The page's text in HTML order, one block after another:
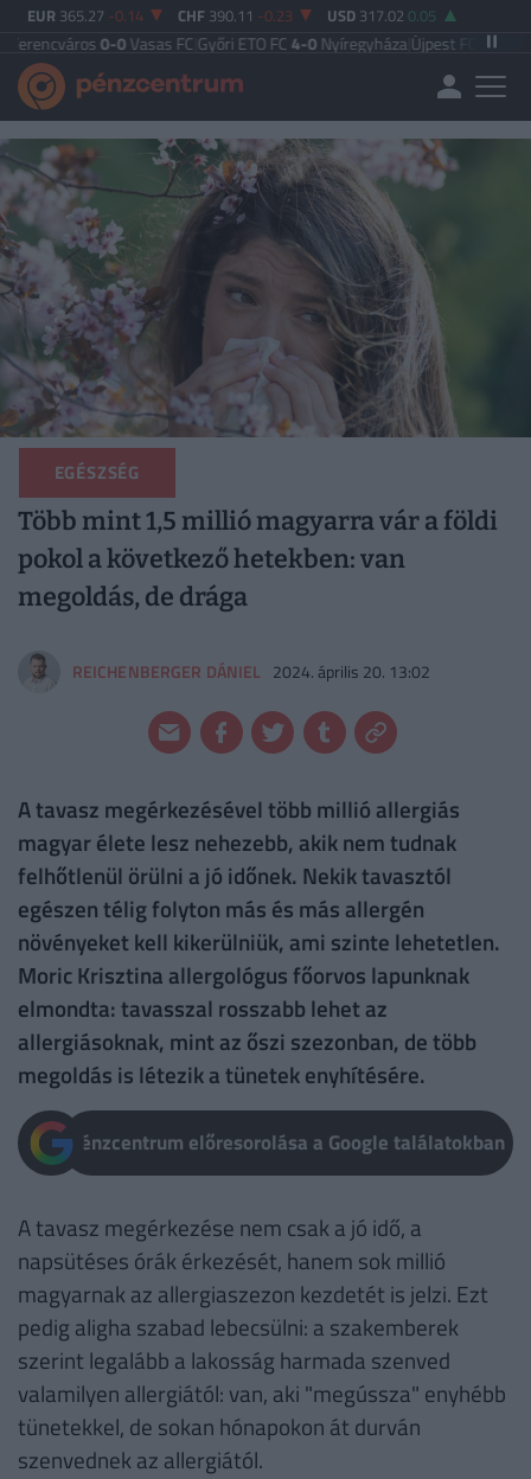
EUR 365.27 -0.14 CHF 390.11 -0.23 USD 317.02 0.05
0-0Vasas FC|Győri ETO FC4-0 Nyíregyháza|Újpest FC4-2Debreceni
EGÉSZSÉG
Több mint 1,5 millió magyarra vár a földi
pokol a következő hetekben: van
megoldás, de drága
REICHENBERGER DÁNIEL 2024. április 20. 13:02
A tavasz megérkezésével több millió allergiás
magyar élete lesz nehezebb, akik nem tudnak
felhőtlenül örülni a jó időnek. Nekik tavasztól
egészen télig folyton más és más allergén
növényeket kell kikerülniük, ami szinte lehetetlen.
Moric Krisztina allergológus főorvos lapunknak
elmondta: tavasszal rosszabb lehet az
allergiásoknak, mint az őszi szezonban, de több
megoldás is létezik a tünetek enyhítésére.
Pénzcentrum előresorolása a Google találatokban
A tavasz megérkezése nem csak a jó idő, a
napsütéses órák érkezését, hanem sok millió
magyarnak az allergiaszezon kezdetét is jelzi. Ezt
pedig aligha szabad lebecsülni: a szakemberek
szerint legalább a lakosság harmada szenved
valamilyen allergiától: van, aki "megússza" enyhébb
tünetekkel, de sokan hónapokon át durván
szenvednek az allergiától.